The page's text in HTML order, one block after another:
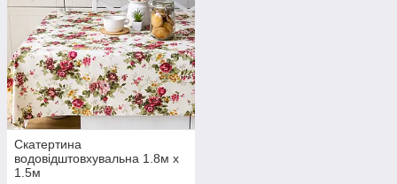
Скатертина
водовідштовхувальна 1.8м х
1.5м